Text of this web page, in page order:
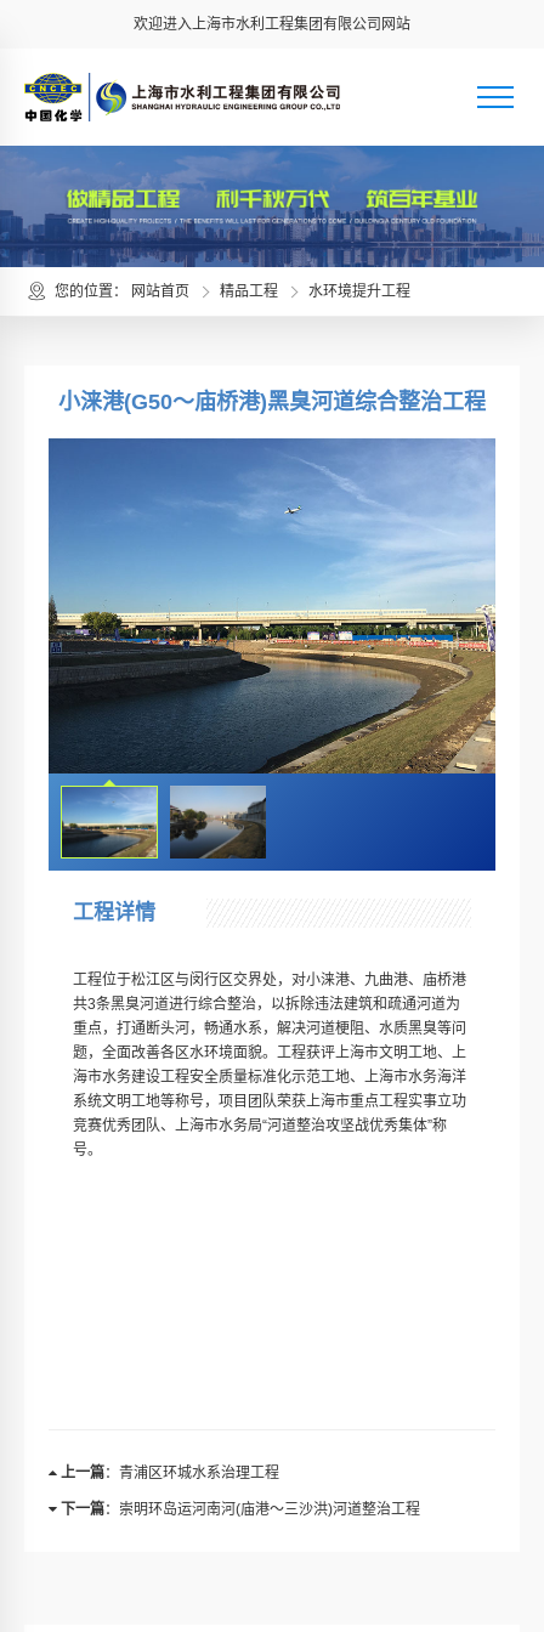
欢迎进入上海市水利工程集团有限公司网站
您的位置： 网站首页 精品工程 水环境提升工程
小涞港(G50～庙桥港)黑臭河道综合整治工程
工程详情
工程位于松江区与闵行区交界处，对小涞港、九曲港、庙桥港
共3条黑臭河道进行综合整治，以拆除违法建筑和疏通河道为
重点，打通断头河，畅通水系，解决河道梗阻、水质黑臭等问
题，全面改善各区水环境面貌。工程获评上海市文明工地、上
海市水务建设工程安全质量标准化示范工地、上海市水务海洋
系统文明工地等称号，项目团队荣获上海市重点工程实事立功
竞赛优秀团队、上海市水务局“河道整治攻坚战优秀集体”称
号。
上一篇：青浦区环城水系治理工程
下一篇：崇明环岛运河南河(庙港～三沙洪)河道整治工程